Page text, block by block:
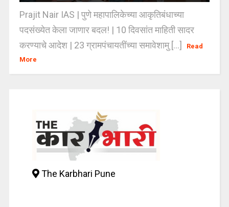
Prajit Nair IAS | पुणे महापालिकेच्या आकृतिबंधाच्या
पदसंख्येत केला जाणार बदल! | 10 दिवसांत माहिती सादर
करण्याचे आदेश | 23 ग्रामपंचायतींच्या समावेशामु [...]
Read
More
The Karbhari Pune